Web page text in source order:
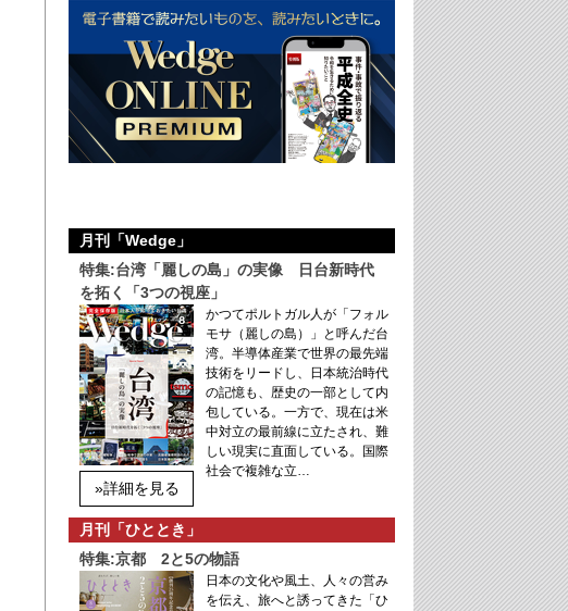
月刊「Wedge」
特集:台湾「麗しの島」の実像 日台新時代
を拓く「3つの視座」
»詳細を見る
かつてポルトガル人が「フォル
モサ（麗しの島）」と呼んだ台
湾。半導体産業で世界の最先端
技術をリードし、日本統治時代
の記憶も、歴史の一部として内
包している。一方で、現在は米
中対立の最前線に立たされ、難
しい現実に直面している。国際
社会で複雑な立…
月刊「ひととき」
特集:京都 2と5の物語
日本の文化や風土、人々の営み
を伝え、旅へと誘ってきた「ひ